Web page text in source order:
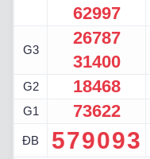
62997
G3
26787
31400
G2 18468
G1 73622
ĐB 579093